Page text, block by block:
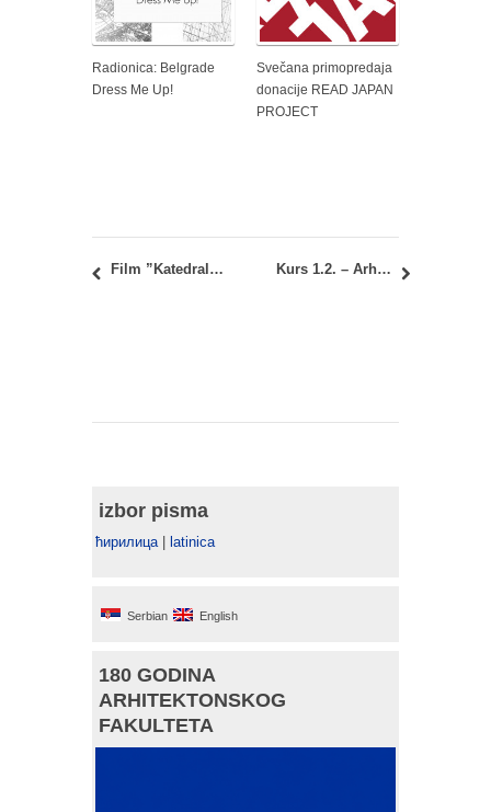
Radionica: Belgrade
Dress Me Up!
Svečana primopredaja
donacije READ JAPAN
PROJECT
Film ”Katedrale kulture” 3D – priče o izuzetnim građevinama Kurs 1.2. – Arhitektura danas: Vraćanje zapisnika i kompletiranje elaborata
izbor pisma
ћирилица| latinica
Serbian English
180 GODINA
ARHITEKTONSKOG
FAKULTETA